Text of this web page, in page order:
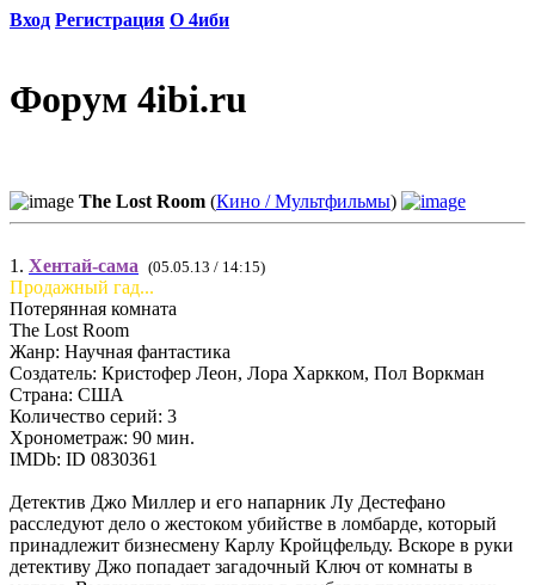
Вход Регистрация О 4иби
Форум 4ibi.ru
The Lost Room (Кино / Мультфильмы)
1. Хентай-сама (05.05.13 / 14:15)
Продажный гад...
Потерянная комната
The Lost Room
Жанр: Научная фантастика
Создатель: Кристофер Леон, Лора Харкком, Пол Воркман
Страна: США
Количество серий: 3
Хронометраж: 90 мин.
IMDb: ID 0830361
Детектив Джо Миллер и его напарник Лу Дестефано
расследуют дело о жестоком убийстве в ломбарде, который
принадлежит бизнесмену Карлу Кройцфельду. Вскоре в руки
детективу Джо попадает загадочный Ключ от комнаты в